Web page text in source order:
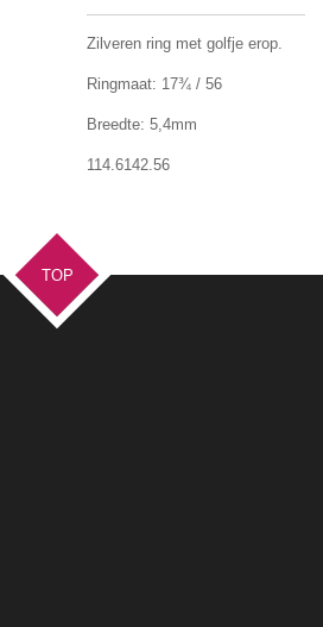
Zilveren ring met golfje erop.
Ringmaat: 17¾ / 56
Breedte: 5,4mm
114.6142.56
TOP